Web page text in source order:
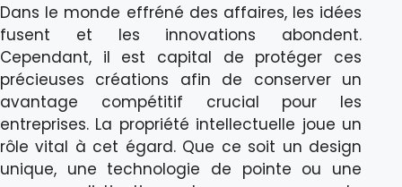
Dans le monde effréné des affaires, les idées
fusent et les innovations abondent.
Cependant, il est capital de protéger ces
précieuses créations afin de conserver un
avantage compétitif crucial pour les
entreprises. La propriété intellectuelle joue un
rôle vital à cet égard. Que ce soit un design
unique, une technologie de pointe ou une